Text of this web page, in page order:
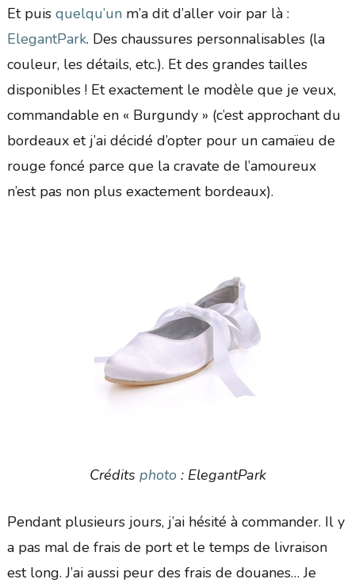
Et puis quelqu’unm’a dit d’aller voir par là :
ElegantPark. Des chaussures personnalisables (la
couleur, les détails, etc.). Et des grandes tailles
disponibles ! Et exactement le modèle que je veux,
commandable en « Burgundy » (c’est approchant du
bordeaux et j’ai décidé d’opter pour un camaïeu de
rouge foncé parce que la cravate de l’amoureux
n’est pas non plus exactement bordeaux).
Crédits photo: ElegantPark
Pendant plusieurs jours, j’ai hésité à commander. Il y
a pas mal de frais de port et le temps de livraison
est long. J’ai aussi peur des frais de douanes… Je